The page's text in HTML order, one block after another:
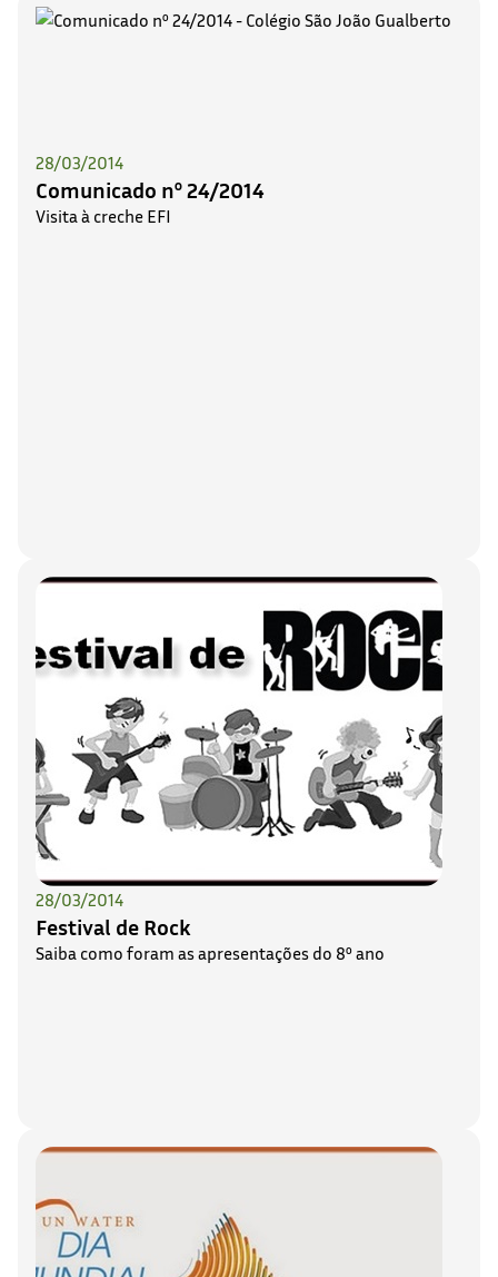
28/03/2014
Comunicado nº 24/2014
Visita à creche EFI
28/03/2014
Festival de Rock
Saiba como foram as apresentações do 8º ano